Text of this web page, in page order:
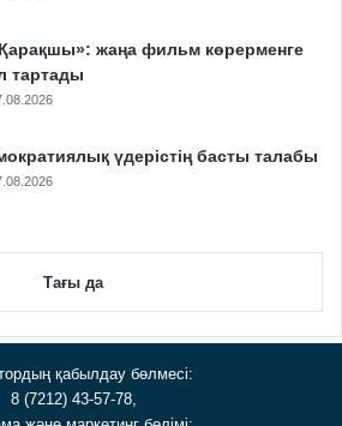
жаңа фильм көрерменге
тартады
үдерістің басты талабы
Тағы да
қабылдау бөлмесі:
8 (7212) 43-57-78,